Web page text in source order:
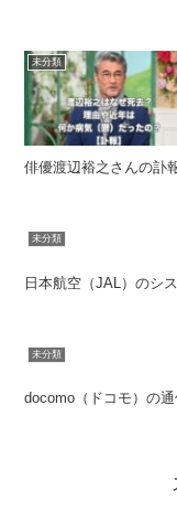
未分類
俳優渡辺裕之さんの訃
未分類
日本航空（JAL）のシ
未分類
docomo（ドコモ）の